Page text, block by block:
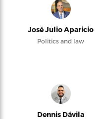
José Julio Aparicio
Politics and law
Dennis Dávila